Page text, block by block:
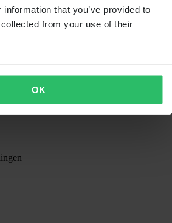
that you’ve provided to
from your use of their
OK